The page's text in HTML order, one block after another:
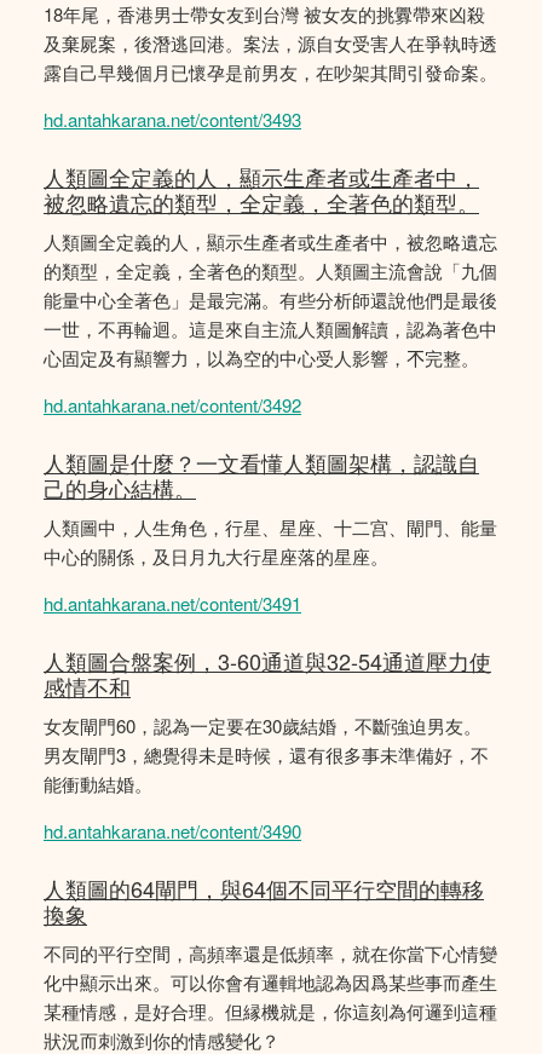
18年尾，香港男士帶女友到台灣 被女友的挑釁帶來凶殺
及棄屍案，後潛逃回港。案法，源自女受害人在爭執時透
露自己早幾個月已懷孕是前男友，在吵架其間引發命案。
hd.antahkarana.net/content/3493
人類圖全定義的人，顯示生產者或生產者中，
被忽略遺忘的類型，全定義，全著色的類型。
人類圖全定義的人，顯示生產者或生產者中，被忽略遺忘
的類型，全定義，全著色的類型。人類圖主流會說「九個
能量中心全著色」是最完滿。有些分析師還說他們是最後
一世，不再輪迴。這是來自主流人類圖解讀，認為著色中
心固定及有顯響力，以為空的中心受人影響，𣎴完整。
hd.antahkarana.net/content/3492
人類圖是什麼？一文看懂人類圖架構，認識自
己的身心結構。
人類圖中，人生角色，行星、星座、十二宫、閘門、能量
中心的關係，及日月九大行星座落的星座。
hd.antahkarana.net/content/3491
人類圖合盤案例，3-60通道與32-54通道壓力使
感情不和
女友閘門60，認為一定要在30歲結婚，不斷強迫男友。
男友閘門3，總覺得未是時候，還有很多事未準備好，不
能衝動結婚。
hd.antahkarana.net/content/3490
人類圖的64閘門，與64個不同平行空間的轉移
換象
不同的平行空間，高頻率還是低頻率，就在你當下心情變
化中顯示出來。可以你會有邏輯地認為因爲某些事而產生
某種情感，是好合理。但縁機就是，你這刻為何邏到這種
狀況而刺激到你的情感變化？